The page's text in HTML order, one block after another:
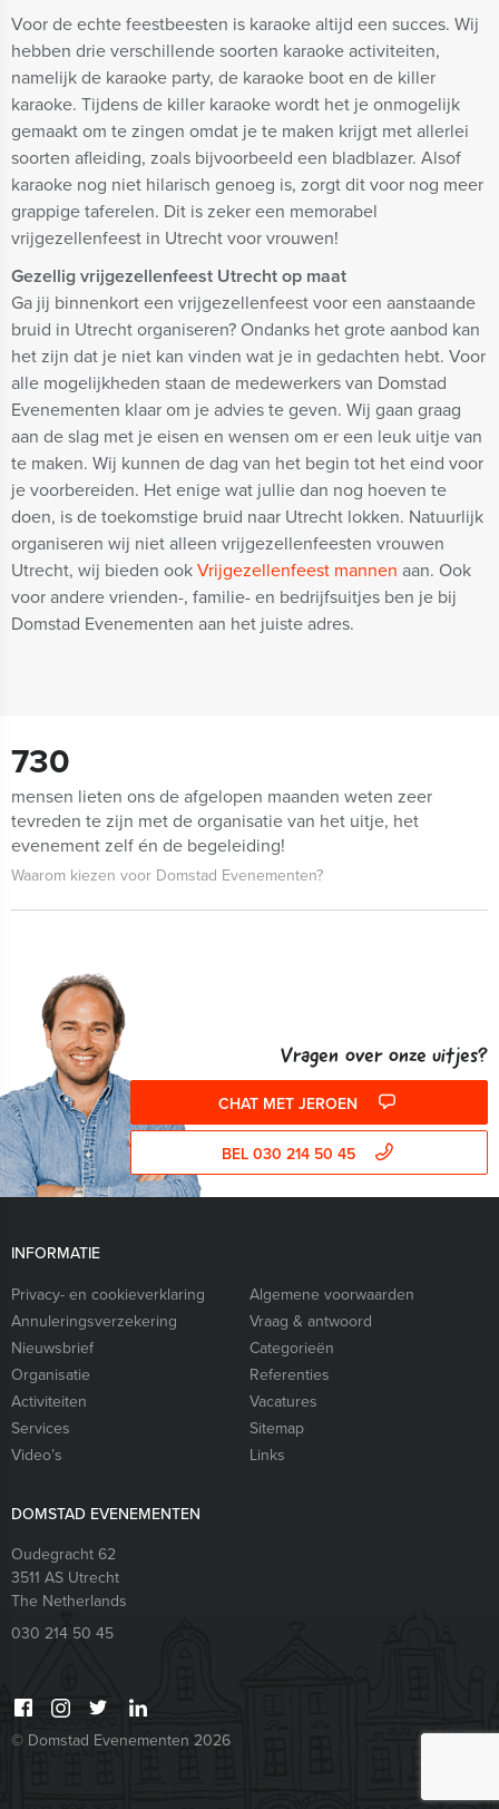
Voor de echte feestbeesten is karaoke altijd een succes. Wij
hebben drie verschillende soorten karaoke activiteiten,
namelijk de karaoke party, de karaoke boot en de killer
karaoke. Tijdens de killer karaoke wordt het je onmogelijk
gemaakt om te zingen omdat je te maken krijgt met allerlei
soorten afleiding, zoals bijvoorbeeld een bladblazer. Alsof
karaoke nog niet hilarisch genoeg is, zorgt dit voor nog meer
grappige taferelen. Dit is zeker een memorabel
vrijgezellenfeest in Utrecht voor vrouwen!
Gezellig vrijgezellenfeest Utrecht op maat
Ga jij binnenkort een vrijgezellenfeest voor een aanstaande
bruid in Utrecht organiseren? Ondanks het grote aanbod kan
het zijn dat je niet kan vinden wat je in gedachten hebt. Voor
alle mogelijkheden staan de medewerkers van Domstad
Evenementen klaar om je advies te geven. Wij gaan graag
aan de slag met je eisen en wensen om er een leuk uitje van
te maken. Wij kunnen de dag van het begin tot het eind voor
je voorbereiden. Het enige wat jullie dan nog hoeven te
doen, is de toekomstige bruid naar Utrecht lokken. Natuurlijk
organiseren wij niet alleen vrijgezellenfeesten vrouwen
Utrecht, wij bieden ookVrijgezellenfeest mannen aan. Ook
voor andere vrienden-, familie- en bedrijfsuitjes ben je bij
Domstad Evenementen aan het juiste adres.
730
mensen lieten ons de afgelopen maanden weten zeer
tevreden te zijn met de organisatie van het uitje, het
evenement zelf én de begeleiding!
Waarom kiezen voor Domstad Evenementen?
Vragen over onze uitjes?
CHAT MET JEROEN
BEL 030 214 50 45
INFORMATIE
Privacy- en cookieverklaring
Algemene voorwaarden
Annuleringsverzekering
Vraag & antwoord
Nieuwsbrief
Categorieën
Organisatie
Referenties
Activiteiten
Vacatures
Services
Sitemap
Video’s
Links
DOMSTAD EVENEMENTEN
Oudegracht 62
3511 AS Utrecht
The Netherlands
030 214 50 45
© Domstad Evenementen 2026